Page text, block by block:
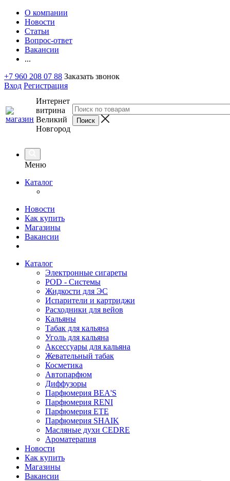
О компании
Новости
Статьи
Вопрос-ответ
Вакансии
...
+7 960 208 07 88 Заказать звонок
Вход Регистрация
Интернет
витрина
Великий
Новгород
Меню
Каталог
Новости
Как купить
Магазины
Вакансии
Каталог
Электронные сигареты
POD - Системы
Жидкости для ЭС
Испарители и картриджи
Расходники для вейов
Кальяны
Табак для кальяна
Уголь для кальяна
Аксессуары для кальяна
Жевательный табак
Косметика
Автопарфюм
Диффузоры
Парфюмерия BEA'S
Парфюмерия RENI
Парфюмерия ETE
Парфюмерия SHAIK
Масляные духи CEDRE
Ароматерапия
Новости
Как купить
Магазины
Вакансии